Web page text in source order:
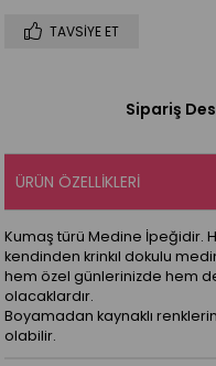
TAVSIYE ET
Sipariş
ÜRÜN ÖZELLIKLERI
Kumaş türü Medine İpeğidir.
kendinden krinkıl dokulu
hem özel günlerinizde hem
olacaklardır.
Boyamadan kaynaklı
olabilir.